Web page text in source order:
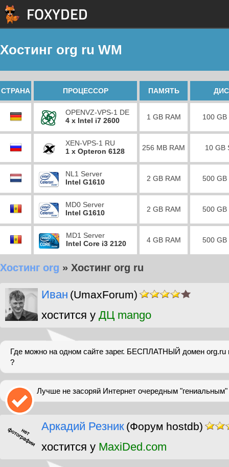
Хостинг org ru WM
СТРАНА ПРОЦЕССОР ПАМЯТЬ
OPENVZ-VPS-1 DE
4 x Intel i7 2600
1 GB RAM 100 GB
XEN-VPS-1 RU
1 x Opteron 6128
256 MB RAM 10 GB
NL1 Server
Intel G1610
2 GB RAM 500 GB
MD0 Server
Intel G1610
2 GB RAM 500 GB
MD1 Server
Intel Core i3 2120
4 GB RAM 500 GB
Хостинг org » Хостинг org ru
Иван (UmaxForum)
хостится у ДЦ mango
Где можно на одном сайте зарег. БЕСПЛАТНЫЙ домен org.ru
?
Лучше не засоряй Интернет очередным "гениальным"
Аркадий Резник (Форум hostdb)
хостится у MaxiDed.com